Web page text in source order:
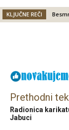
KLJUČNE REČI
Prethodni
Radionica
Jabuci